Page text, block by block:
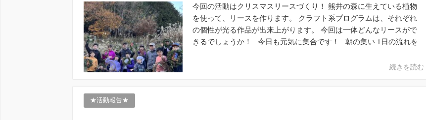
今回の活動はクリスマスリースづくり！ 熊井の森に生えている植物
を使って、リースを作ります。 クラフト系プログラムは、それぞれ
の個性が光る作品が出来上がります。 今回は一体どんなリースがで
きるでしょうか！ 今日も元気に集合です！ 朝の集い 1日の流れを
続きを読む
★活動報告★